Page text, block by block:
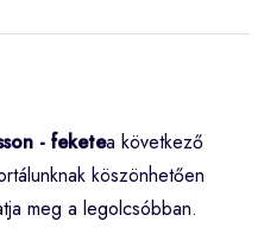
- feketea következő
köszönhetően
meg a legolcsóbban.